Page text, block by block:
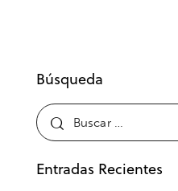
Búsqueda
Entradas Recientes